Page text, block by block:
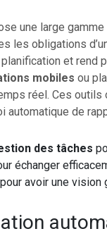
une large
les obligations
et rend
mobiles ou
réel. Ces
automatique de
des tâches
échanger
avoir une vision